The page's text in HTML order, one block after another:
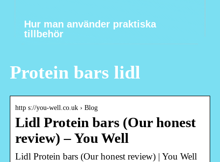
Hur man använder praktiska
tillbehör
Protein bars lidl
http s://you-well.co.uk › Blog
Lidl Protein bars (Our honest
review) – You Well
Lidl Protein bars (Our honest review) | You Well